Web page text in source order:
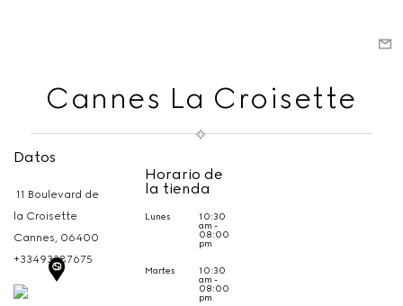
Cannes La Croisette
Datos
11 Boulevard de
la Croisette
Cannes, 06400
+33493387675
Horario de
la tienda
Lunes 10:30
am -
08:00
pm
Martes 10:30
am -
08:00
pm